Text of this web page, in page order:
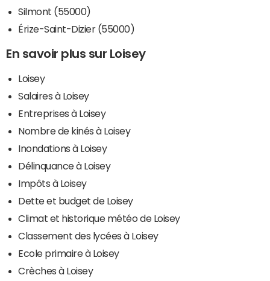
Silmont (55000)
Érize-Saint-Dizier (55000)
En savoir plus sur Loisey
Loisey
Salaires à Loisey
Entreprises à Loisey
Nombre de kinés à Loisey
Inondations à Loisey
Délinquance à Loisey
Impôts à Loisey
Dette et budget de Loisey
Climat et historique météo de Loisey
Classement des lycées à Loisey
Ecole primaire à Loisey
Crèches à Loisey